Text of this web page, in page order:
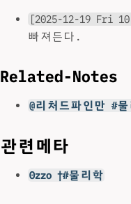
[2025-12-19 Fri
빠져든다.
Related-Notes
@리처드파인만 #
관련메타
0zzo †#물리학